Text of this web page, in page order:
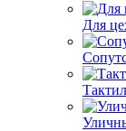
Для